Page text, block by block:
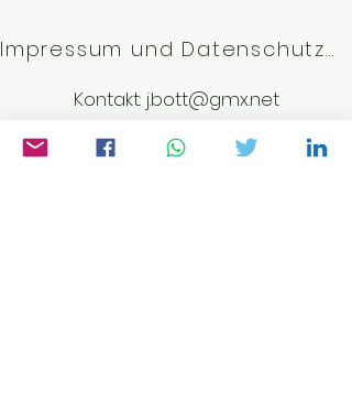
Impressum und Datenschutzerklärung
Kontakt: j.bott@gmx.net
©2023 von Weltwissen